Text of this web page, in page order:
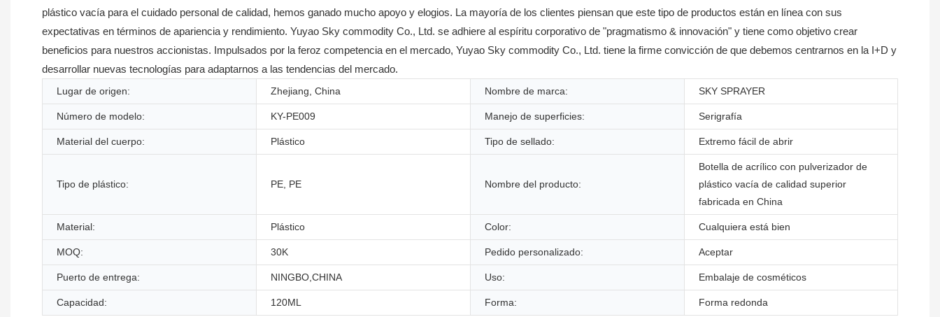
plástico vacía para el cuidado personal de calidad, hemos ganado mucho apoyo y elogios. La mayoría de los clientes piensan que este tipo de productos están en línea con sus
expectativas en términos de apariencia y rendimiento. Yuyao Sky commodity Co., Ltd. se adhiere al espíritu corporativo de "pragmatismo & innovación" y tiene como objetivo crear
beneficios para nuestros accionistas. Impulsados por la feroz competencia en el mercado, Yuyao Sky commodity Co., Ltd. tiene la firme convicción de que debemos centrarnos en la I+D y
desarrollar nuevas tecnologías para adaptarnos a las tendencias del mercado.
Lugar de origen: Zhejiang, China Nombre de marca: SKY SPRAYER
Número de modelo: KY-PE009 Manejo de superficies: Serigrafía
Material del cuerpo: Plástico Tipo de sellado: Extremo fácil de abrir
Tipo de plástico: PE, PE Nombre del producto:
Botella de acrílico con pulverizador de
plástico vacía de calidad superior
fabricada en China
Material: Plástico Color: Cualquiera está bien
MOQ: 30K Pedido personalizado: Aceptar
Puerto de entrega: NINGBO,CHINA Uso: Embalaje de cosméticos
Capacidad: 120ML Forma: Forma redonda